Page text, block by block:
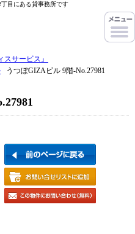
丁目にある貸事務所です
サービス』
うつぼGIZAビル 9階-No.27981